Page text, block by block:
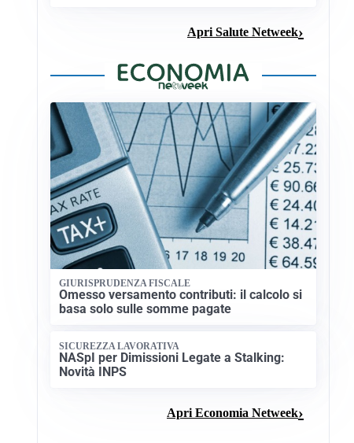
Apri Salute Netweek
GIURISPRUDENZA FISCALE
Omesso versamento contributi: il calcolo si
basa solo sulle somme pagate
SICUREZZA LAVORATIVA
NASpI per Dimissioni Legate a Stalking:
Novità INPS
Apri Economia Netweek